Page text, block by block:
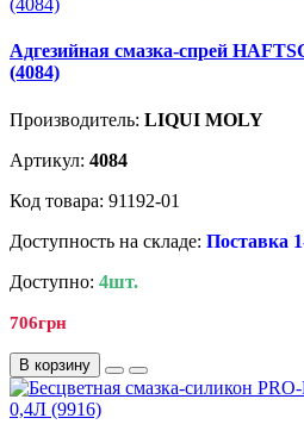
Адгезийная смазка-спрей
(4084)
Производитель: LIQUI MOLY
Артикул: 4084
Код товара: 91192-01
Доступность на складе: Поставка
Доступно: 4шт.
706грн
В корзину